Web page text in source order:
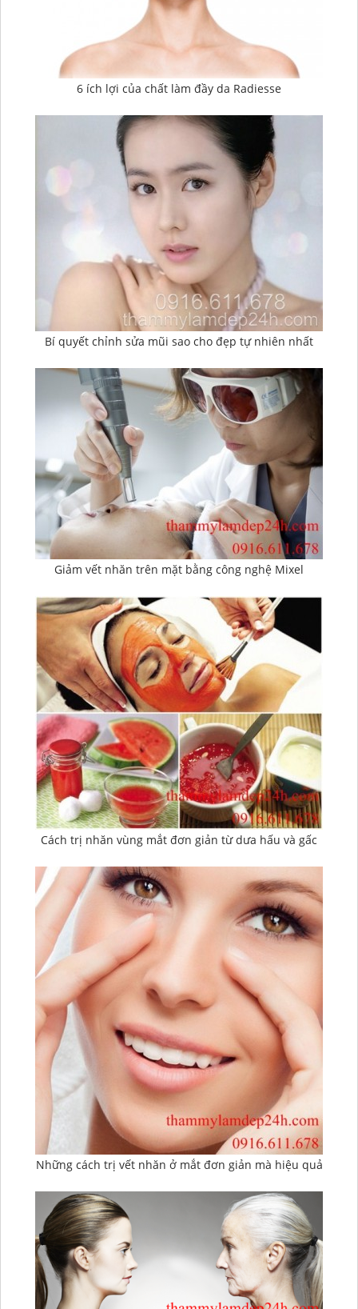
6 ích lợi của chất làm đầy da Radiesse
Bí quyết chỉnh sửa mũi sao cho đẹp tự nhiên nhất
Giảm vết nhăn trên mặt bằng công nghệ Mixel
Cách trị nhăn vùng mắt đơn giản từ dưa hấu và gấc
Những cách trị vết nhăn ở mắt đơn giản mà hiệu quả